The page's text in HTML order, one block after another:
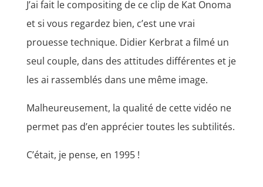
J’ai fait le compositing de ce clip de Kat Onoma
et si vous regardez bien, c’est une vrai
prouesse technique. Didier Kerbrat a filmé un
seul couple, dans des attitudes différentes et je
les ai rassemblés dans une même image.
Malheureusement, la qualité de cette vidéo ne
permet pas d’en apprécier toutes les subtilités.
C’était, je pense, en 1995 !